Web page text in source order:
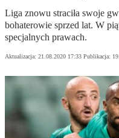
Liga znowu straciła swoje
bohaterowie sprzed lat. W
specjalnych prawach.
Aktualizacja: 21.08.2020 17:33 Publikacja: